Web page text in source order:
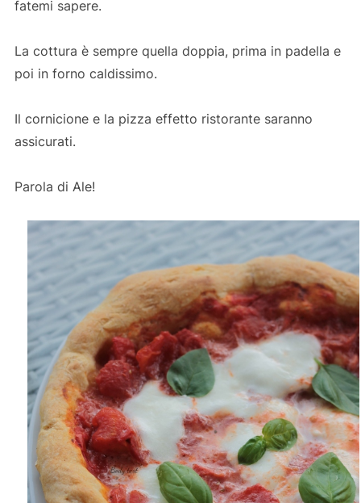
fatemi sapere.
La cottura è sempre quella doppia, prima in padella e
poi in forno caldissimo.
Il cornicione e la pizza effetto ristorante saranno
assicurati.
Parola di Ale!